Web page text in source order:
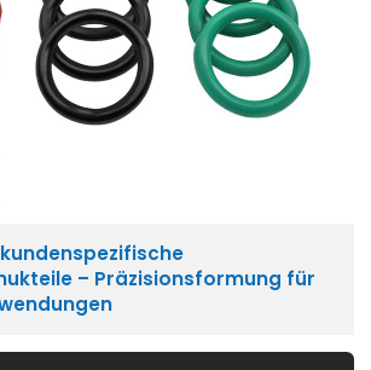
– Präzisionsformung für